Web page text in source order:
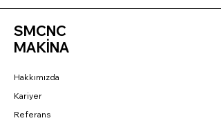
SMCNC
MAKİNA
Hakkımızda
Kariyer
Referans